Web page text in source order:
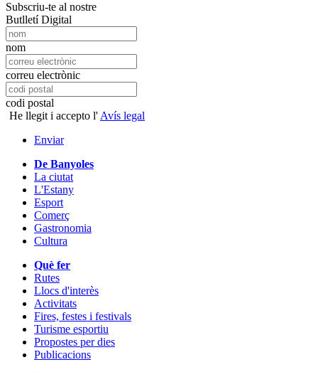
Subscriu-te al nostre
Butlletí Digital
nom
correu electrònic
codi postal
He llegit i accepto l' Avís legal
Enviar
De Banyoles
La ciutat
L'Estany
Esport
Comerç
Gastronomia
Cultura
Què fer
Rutes
Llocs d'interès
Activitats
Fires, festes i festivals
Turisme esportiu
Propostes per dies
Publicacions